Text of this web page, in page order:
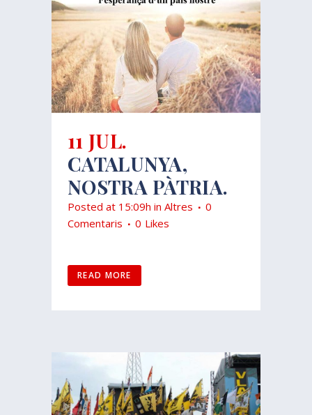
11 JUL.
CATALUNYA,
NOSTRA PÀTRIA.
Posted at 15:09h in Altres
0
Comentaris
0 Likes
READ MORE